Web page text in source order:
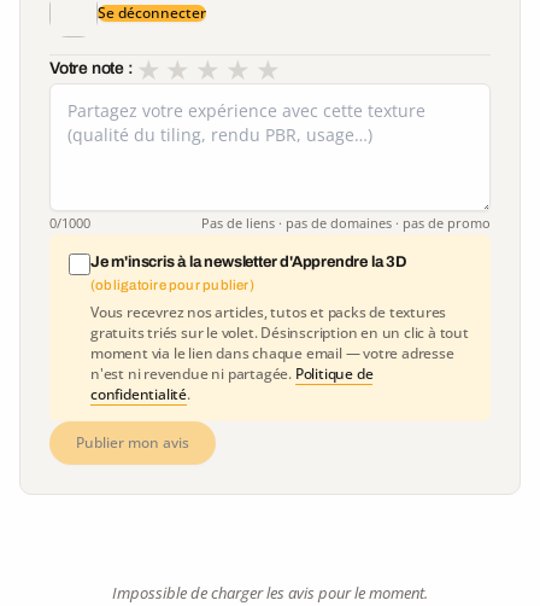
Se déconnecter
Votre note : ★
★
★
★
★
0/1000 Pas de liens · pas de domaines · pas de promo
Je m'inscris à la newsletter d'Apprendre la 3D
(obligatoire pour publier)
Vous recevrez nos articles, tutos et packs de textures
gratuits triés sur le volet. Désinscription en un clic à tout
moment via le lien dans chaque email — votre adresse
n'est ni revendue ni partagée. Politique de
confidentialité.
Publier mon avis
Impossible de charger les avis pour le moment.